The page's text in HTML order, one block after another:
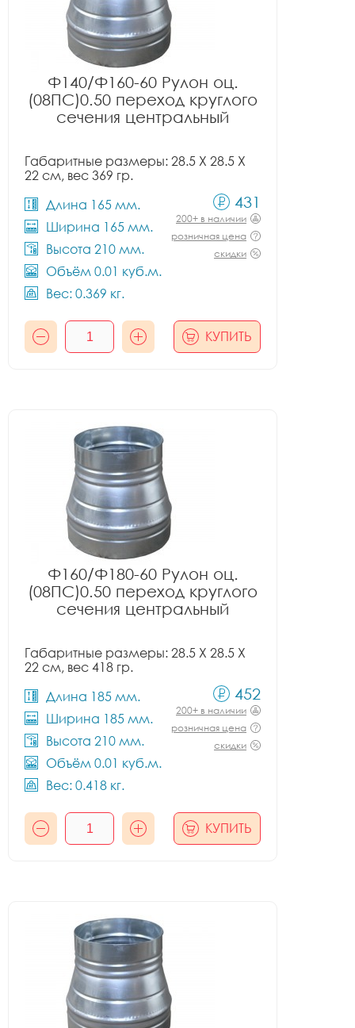
Ф140/Ф160-60 Рулон оц.
(08ПС)0.50 переход круглого
сечения центральный
Габаритные размеры: 28.5 X 28.5 X
22 см, вес 369 гр.
Длина 165 мм.
Ширина 165 мм.
Высота 210 мм.
Объём 0.01 куб.м.
Вес: 0.369 кг.
431
200+ в наличии
розничная цена
скидки
КУПИТЬ
Ф160/Ф180-60 Рулон оц.
(08ПС)0.50 переход круглого
сечения центральный
Габаритные размеры: 28.5 X 28.5 X
22 см, вес 418 гр.
Длина 185 мм.
Ширина 185 мм.
Высота 210 мм.
Объём 0.01 куб.м.
Вес: 0.418 кг.
452
200+ в наличии
розничная цена
скидки
КУПИТЬ